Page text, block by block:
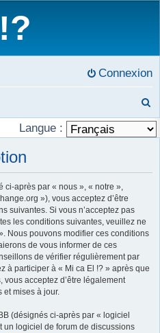
Connexion
e
h
Langue :
ci-après par « nous », « notre »,
»), vous acceptez d’être
suivantes. Si vous n’acceptez pas
les conditions suivantes, veuillez ne
Nous pouvons modifier ces conditions
de vous informer de ces
de vérifier régulièrement par
à participer à « Mi ca El !? » après que
acceptez d’être légalement
et mises à jour.
(désignés ci-après par « logiciel
un logiciel de forum de discussions